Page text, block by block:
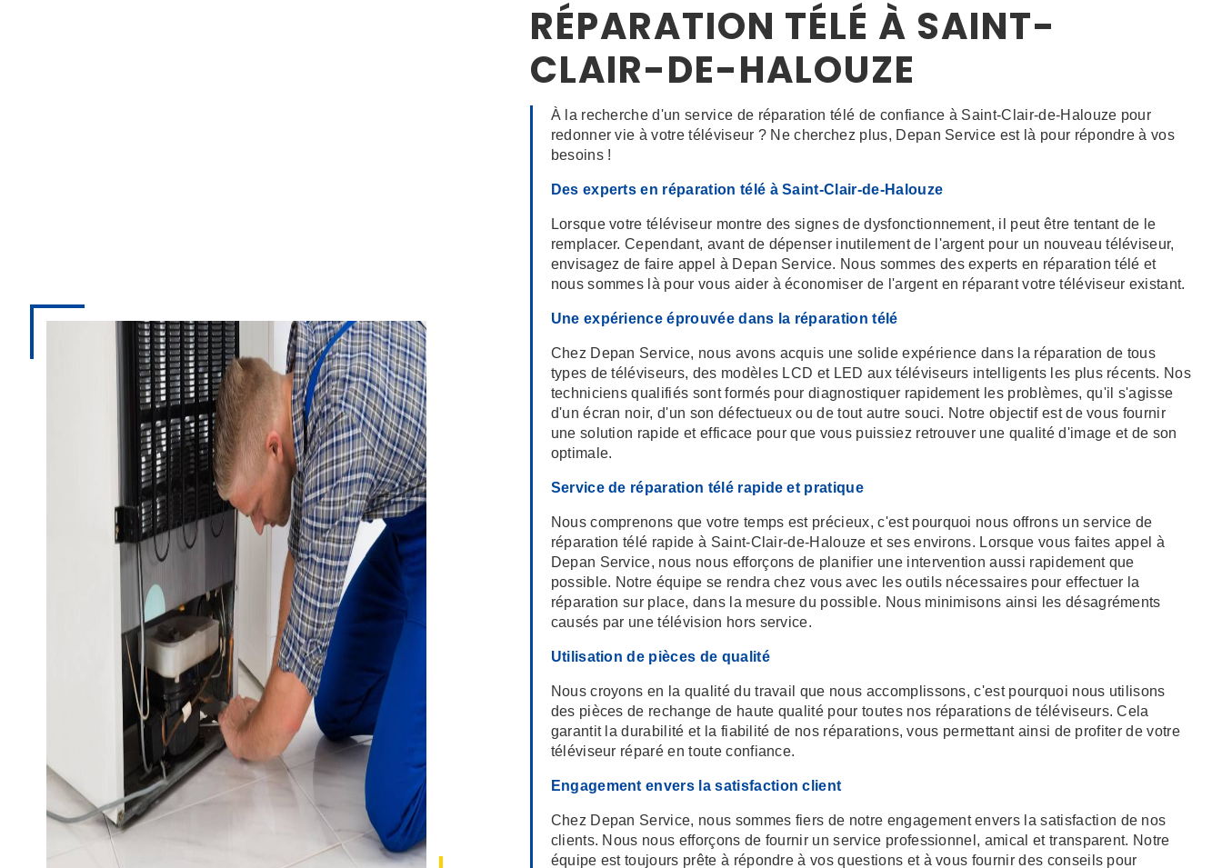
RÉPARATION TÉLÉ À SAINT-
CLAIR-DE-HALOUZE
À la recherche d'un service de réparation télé de confiance à Saint-Clair-de-Halouze pour
redonner vie à votre téléviseur ? Ne cherchez plus, Depan Service est là pour répondre à vos
besoins !
Des experts en réparation télé à Saint-Clair-de-Halouze
Lorsque votre téléviseur montre des signes de dysfonctionnement, il peut être tentant de le
remplacer. Cependant, avant de dépenser inutilement de l'argent pour un nouveau téléviseur,
envisagez de faire appel à Depan Service. Nous sommes des experts en réparation télé et
nous sommes là pour vous aider à économiser de l'argent en réparant votre téléviseur existant.
Une expérience éprouvée dans la réparation télé
Chez Depan Service, nous avons acquis une solide expérience dans la réparation de tous
types de téléviseurs, des modèles LCD et LED aux téléviseurs intelligents les plus récents. Nos
techniciens qualifiés sont formés pour diagnostiquer rapidement les problèmes, qu'il s'agisse
d'un écran noir, d'un son défectueux ou de tout autre souci. Notre objectif est de vous fournir
une solution rapide et efficace pour que vous puissiez retrouver une qualité d'image et de son
optimale.
Service de réparation télé rapide et pratique
Nous comprenons que votre temps est précieux, c'est pourquoi nous offrons un service de
réparation télé rapide à Saint-Clair-de-Halouze et ses environs. Lorsque vous faites appel à
Depan Service, nous nous efforçons de planifier une intervention aussi rapidement que
possible. Notre équipe se rendra chez vous avec les outils nécessaires pour effectuer la
réparation sur place, dans la mesure du possible. Nous minimisons ainsi les désagréments
causés par une télévision hors service.
Utilisation de pièces de qualité
Nous croyons en la qualité du travail que nous accomplissons, c'est pourquoi nous utilisons
des pièces de rechange de haute qualité pour toutes nos réparations de téléviseurs. Cela
garantit la durabilité et la fiabilité de nos réparations, vous permettant ainsi de profiter de votre
téléviseur réparé en toute confiance.
Engagement envers la satisfaction client
Chez Depan Service, nous sommes fiers de notre engagement envers la satisfaction de nos
clients. Nous nous efforçons de fournir un service professionnel, amical et transparent. Notre
équipe est toujours prête à répondre à vos questions et à vous fournir des conseils pour